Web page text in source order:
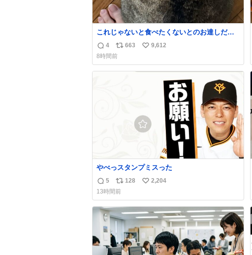
これじゃないと食べたくないとのお達しだっ
たので、しっぽ置き場係になっている
返
信
数
4
リ
ポ
ス
663
い
ね
9,612
8時間前
やべっスタンプミスった
返
信
数
5
リ
ポ
ス
ト
数
128
い
ね
数
2,204
13時間前